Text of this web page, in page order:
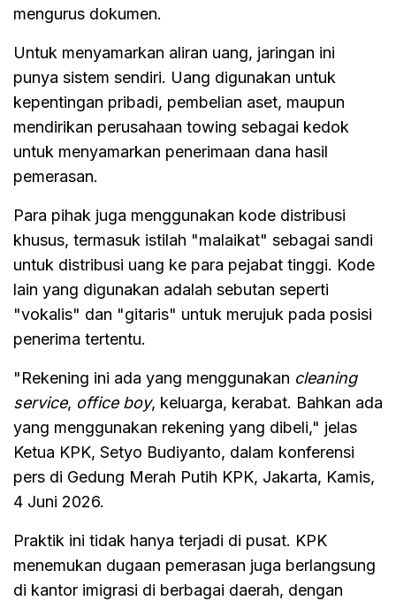
mengurus dokumen.
Untuk menyamarkan aliran uang, jaringan ini
punya sistem sendiri. Uang digunakan untuk
kepentingan pribadi, pembelian aset, maupun
mendirikan perusahaan towing sebagai kedok
untuk menyamarkan penerimaan dana hasil
pemerasan.
Para pihak juga menggunakan kode distribusi
khusus, termasuk istilah "malaikat" sebagai sandi
untuk distribusi uang ke para pejabat tinggi. Kode
lain yang digunakan adalah sebutan seperti
"vokalis" dan "gitaris" untuk merujuk pada posisi
penerima tertentu.
"Rekening ini ada yang menggunakan cleaning
service, office boy, keluarga, kerabat. Bahkan ada
yang menggunakan rekening yang dibeli," jelas
Ketua KPK, Setyo Budiyanto, dalam konferensi
pers di Gedung Merah Putih KPK, Jakarta, Kamis,
4 Juni 2026.
Praktik ini tidak hanya terjadi di pusat. KPK
menemukan dugaan pemerasan juga berlangsung
di kantor imigrasi di berbagai daerah, dengan